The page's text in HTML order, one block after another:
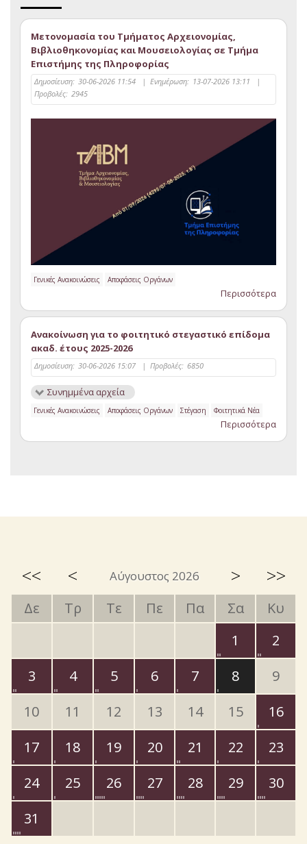
Μετονομασία του Τμήματος Αρχειονομίας,
Βιβλιοθηκονομίας και Μουσειολογίας σε Τμήμα
Επιστήμης της Πληροφορίας
Δημοσίευση: 30-06-2026 11:54 | Ενημέρωση: 13-07-2026 13:11
|
Προβολές: 2945
Γενικές Ανακοινώσεις Αποφάσεις Οργάνων
Περισσότερα
Ανακοίνωση για το φοιτητικό στεγαστικό επίδομα
ακαδ. έτους 2025-2026
Δημοσίευση: 30-06-2026 15:07 | Προβολές: 6850
Συνημμένα αρχεία
Γενικές Ανακοινώσεις Αποφάσεις Οργάνων Στέγαση Φοιτητικά Νέα
Περισσότερα
<< < Αύγουστος 2026 > >>
Δε Τρ Τε Πε Πα Σα
Κυ
1
2
3
4 5 6 7 8
9
10
11 12 13 14 15
16
17
18 19 20 21 22
23
24
25 26 27 28 29
30
31